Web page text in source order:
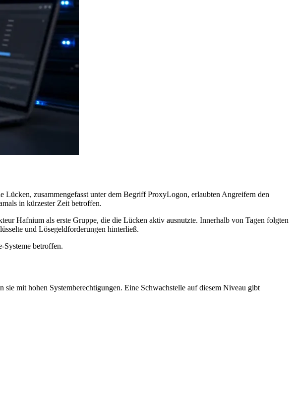
zusammengefasst unter dem Begriff ProxyLogon, erlaubten Angreifern den
in kürzester Zeit betroffen.
Hafnium als erste Gruppe, die die Lücken aktiv ausnutzte. Innerhalb von Tagen folgten
und Lösegeldforderungen hinterließ.
Systeme betroffen.
mit hohen Systemberechtigungen. Eine Schwachstelle auf diesem Niveau gibt